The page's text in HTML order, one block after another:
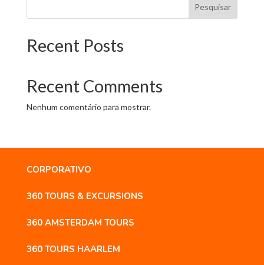
Pesquisar
Recent Posts
Recent Comments
Nenhum comentário para mostrar.
CORPORATIVO
360 TOURS & EXCURSIONS
360 AMSTERDAM TOURS
360 TOURS HAARLEM